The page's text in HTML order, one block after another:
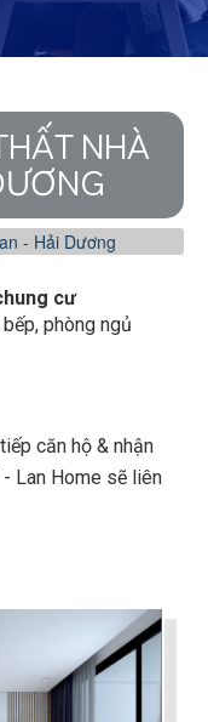
NHÀ
cư
phòng ngủ
căn hộ & nhận
Lan Home sẽ liên